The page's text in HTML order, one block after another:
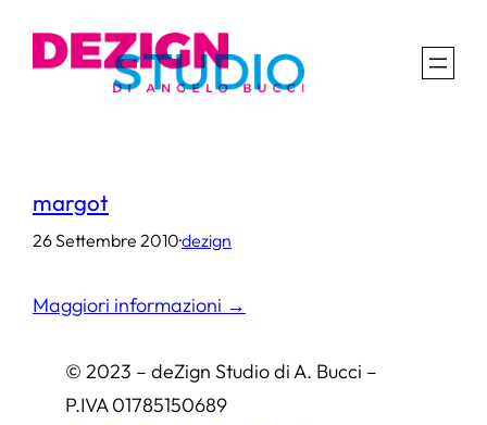
margot
26 Settembre 2010·dezign
Maggiori informazioni →
© 2023 – deZign Studio di A. Bucci –
P.IVA 01785150689